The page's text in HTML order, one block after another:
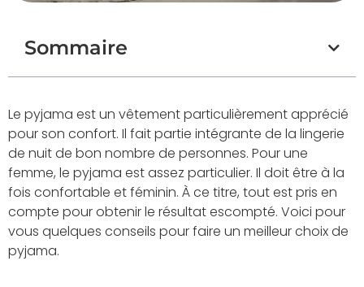
Sommaire
Le pyjama est un vêtement particulièrement apprécié
pour son confort. Il fait partie intégrante de la lingerie
de nuit de bon nombre de personnes. Pour une
femme, le pyjama est assez particulier. Il doit être à la
fois confortable et féminin. À ce titre, tout est pris en
compte pour obtenir le résultat escompté. Voici pour
vous quelques conseils pour faire un meilleur choix de
pyjama.